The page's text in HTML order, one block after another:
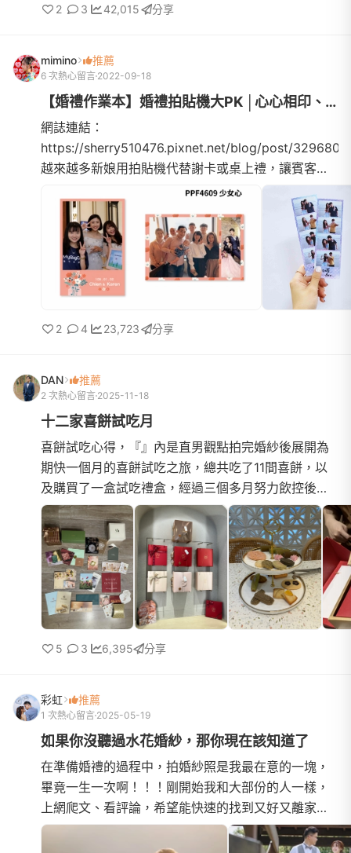
2 3 42,015 分享
mimino 推薦
6 次熱心留言 2022-09-18
【婚禮作業本】婚禮拍貼機大PK │心心相印、拍拍印、印卡讚、快賴...
網誌連結：
https://sherry510476.pixnet.net/blog/post/
越來越多新娘用拍貼機代替謝卡或桌上禮，讓賓客可
以帶回當天的照片作紀念開始做功課後也看了些網路
文章，一開始覺得都差不多阿~ 根本不知道選哪家才...
2 4 23,723 分享
DAN 推薦
2 次熱心留言 2025-11-18
十二家喜餅試吃月
喜餅試吃心得，『』內是直男觀點拍完婚紗後展開為
期快一個月的喜餅試吃之旅，總共吃了11間喜餅，以
及購買了一盒試吃禮盒，經過三個多月努力飲控後直
接一口氣吃到會怕哈哈！回頭整理了所有試吃ＤＭ之
後突然覺得該寫些...
5 3 6,395 分享
彩虹 推薦
1 次熱心留言 2025-05-19
如果你沒聽過水花婚紗，那你現在該知道了
在準備婚禮的過程中，拍婚紗照是我最在意的一塊，
畢竟一生一次啊！！！剛開始我和大部份的人一樣，
上網爬文、看評論，希望能快速的找到又好又離家近
的婚紗工作室。在桃園試了六家婚紗工作室，幾乎都